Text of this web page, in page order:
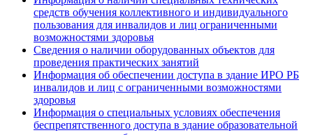
средств обучения коллективного и индивидуального
пользования для инвалидов и лиц ограниченными
возможностями здоровья
Сведения о наличии оборудованных объектов для
проведения практических занятий
Информация об обеспечении доступа в здание ИРО РБ
инвалидов и лиц с ограниченными возможностями
здоровья
Информация о специальных условиях обеспечения
беспрепятственного доступа в здание образовательной